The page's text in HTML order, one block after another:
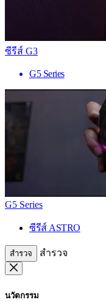
ซีรีส์ G3
G5 Series
G5 Series
ซีรีส์ ASTRO
สำรวจ สำรวจ
นวัตกรรม